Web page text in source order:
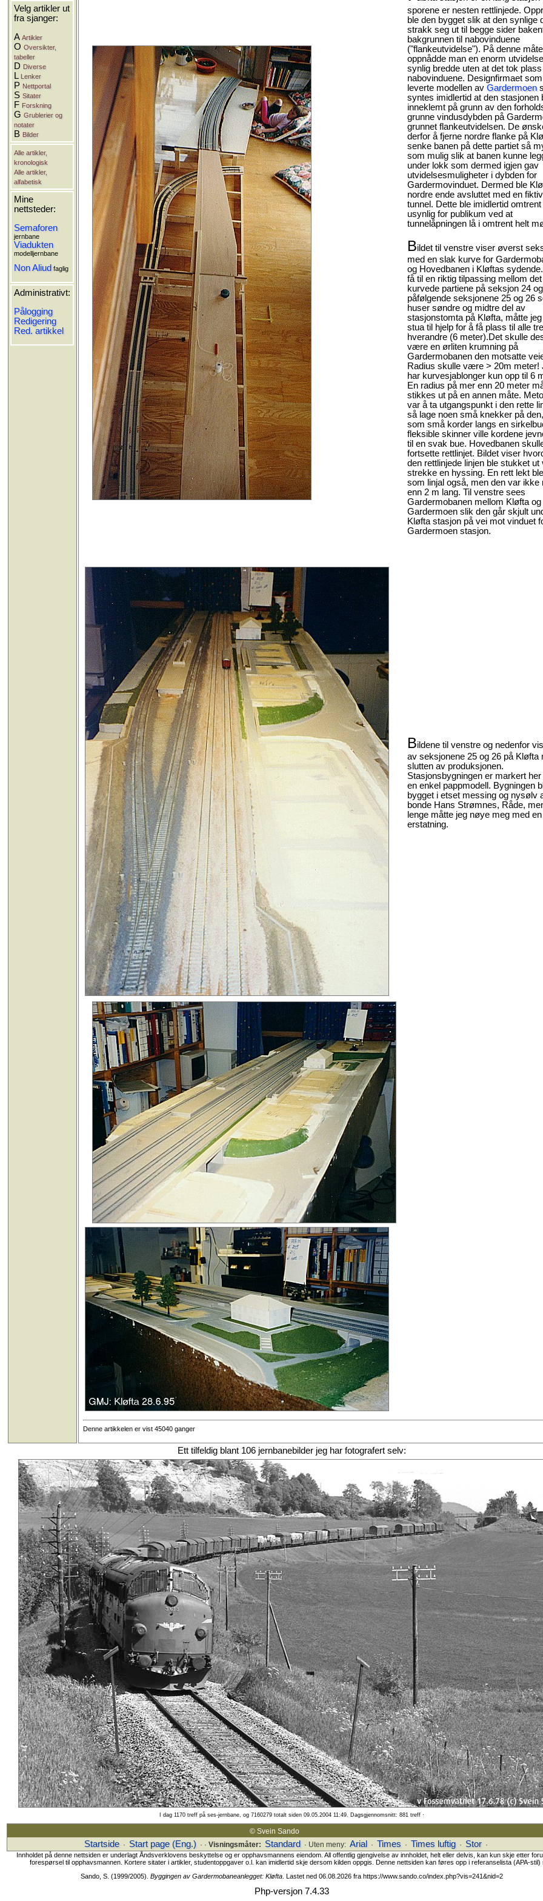
Velg artikler ut
fra sjanger:
AArtikler
OOversikter,
tabeller
D Diverse
L Lenker
P Nettportal
SSitater
F Forskning
GGrublerier og
notater
B Bilder
Alle artikler,
kronologisk
Alle artikler,
alfabetisk
Mine
nettsteder:
Semaforen
jernbane
Viadukten
modelljernbane
Non Aliud faglig
Administrativt:
Pålogging
Redigering
Red. artikkel
sporene er nesten rettlinjede.
ble den bygget slik at den synlige
strakk seg ut til begge sider
bakgrunnen til nabovinduene
("flankeutvidelse"). På denne
oppnådde man en enorm
synlig bredde uten at det tok
nabovinduene. Designfirmaet som
leverte modellen av Gardermoen
syntes imidlertid at den stasjonen
inneklemt på grunn av den
grunne vindusdybden på
grunnet flankeutvidelsen. De
derfor å fjerne nordre flanke på
senke banen på dette partiet så
som mulig slik at banen kunne
under lokk som dermed igjen gav
utvidelsesmuligheter i dybden for
Gardermovinduet. Dermed ble
nordre ende avsluttet med en fiktiv
tunnel. Dette ble imidlertid omtrent
usynlig for publikum ved at
tunnelåpningen lå i omtrent helt
Bildet til venstre viser øverst
med en slak kurve for
og Hovedbanen i Kløftas
få til en riktig tilpassing mellom det
kurvede partiene på seksjon 24
påfølgende seksjonene 25 og 26
huser søndre og midtre del av
stasjonstomta på Kløfta, måtte jeg
stua til hjelp for å få plass til alle
hverandre (6 meter).Det skulle
være en ørliten krumning på
Gardermobanen den motsatte
Radius skulle være > 20m meter!
har kurvesjablonger kun opp til 6
En radius på mer enn 20 meter
stikkes ut på en annen måte.
var å ta utgangspunkt i den rette
så lage noen små knekker på
som små korder langs en
fleksible skinner ville kordene
til en svak bue. Hovedbanen
fortsette rettlinjet. Bildet viser
den rettlinjede linjen ble stukket ut
strekke en hyssing. En rett lekt
som linjal også, men den var ikke
enn 2 m lang. Til venstre sees
Gardermobanen mellom Kløfta og
Gardermoen slik den går skjult
Kløfta stasjon på vei mot vinduet
Gardermoen stasjon.
Bildene til venstre og nedenfor
av seksjonene 25 og 26 på Kløfta
slutten av produksjonen.
Stasjonsbygningen er markert
en enkel pappmodell. Bygningen
bygget i etset messing og nysølv
bonde Hans Strømnes, Råde,
lenge måtte jeg nøye meg med
erstatning.
Denne artikkelen er vist 45040 ganger
Ett tilfeldig blant 106 jernbanebilder jeg har fotografert selv:
I dag 1170 treff på ses-jernbane, og 7160279 totalt siden 09.05.2004 11:49. Dagsgjennomsnitt: 881 treff ·
© Svein Sando
Startside · Start page (Eng.) · · Visningsmåter: Standard · Uten meny: Arial · Times · Times luftig · Stor ·
Innholdet på denne nettsiden er underlagt Åndsverklovens beskyttelse og er opphavsmannens eiendom. All offentlig gjengivelse av innholdet, helt eller delvis, kan kun skje etter
forespørsel til opphavsmannen. Kortere sitater i artikler, studentoppgaver o.l. kan imidlertid skje dersom kilden oppgis. Denne nettsiden kan føres opp i referanselista (APA-stil)
Sando, S. (1999/2005). Byggingen av Gardermobaneanlegget: Kløfta. Lastet ned 06.08.2026 fra https://www.sando.co/index.php?vis=241&nid=2
Php-versjon 7.4.33